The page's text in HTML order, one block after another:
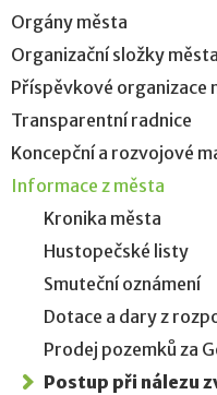
Orgány města
Organizační složky města
Příspěvkové organizace
Transparentní radnice
Koncepční a rozvojové
Informace z města
Kronika města
Hustopečské listy
Smuteční oznámení
Dotace a dary z
Prodej pozemků za
Postup při nálezu